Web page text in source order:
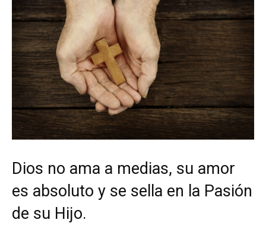
Dios no ama a medias, su amor
es absoluto y se sella en la Pasión
de su Hijo.